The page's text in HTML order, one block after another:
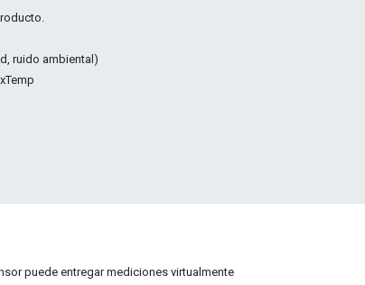
ruido ambiental)
puede entregar mediciones virtualmente